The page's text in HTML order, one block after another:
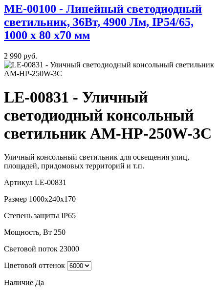
ME-00100 - Линейный светодиодный
светильник, 36Вт, 4900 Лм, IP54/65,
1000 x 80 x70 мм
2 990 руб.
LE-00831 - Уличный
светодиодный консольный
светильник AM-HP-250W-3С
Уличный консольный светильник для освещения улиц,
площадей, придомовых территорий и т.п.
Артикул LE-00831
Размер 1000x240x170
Степень защиты IP65
Мощность, Вт 250
Световой поток 23000
Цветовой оттенок
Наличие Да